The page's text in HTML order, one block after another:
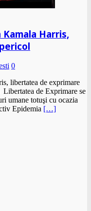
Harris,
0
libertatea de exprimare
de Exprimare se
umane totuşi cu ocazia
Epidemia […]